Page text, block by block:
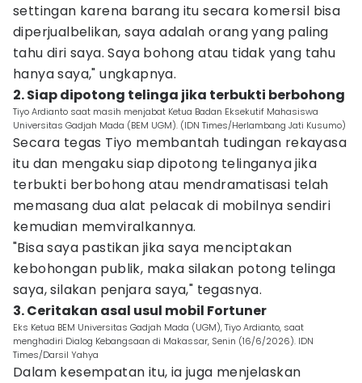
settingan karena barang itu secara komersil bisa
diperjualbelikan, saya adalah orang yang paling
tahu diri saya. Saya bohong atau tidak yang tahu
hanya saya," ungkapnya.
2. Siap dipotong telinga jika terbukti berbohong
Tiyo Ardianto saat masih menjabat Ketua Badan Eksekutif Mahasiswa
Universitas Gadjah Mada (BEM UGM). (IDN Times/Herlambang Jati Kusumo)
Secara tegas Tiyo membantah tudingan rekayasa
itu dan mengaku siap dipotong telinganya jika
terbukti berbohong atau mendramatisasi telah
memasang dua alat pelacak di mobilnya sendiri
kemudian memviralkannya.
"Bisa saya pastikan jika saya menciptakan
kebohongan publik, maka silakan potong telinga
saya, silakan penjara saya," tegasnya.
3. Ceritakan asal usul mobil Fortuner
Eks Ketua BEM Universitas Gadjah Mada (UGM), Tiyo Ardianto, saat
menghadiri Dialog Kebangsaan di Makassar, Senin (16/6/2026). IDN
Times/Darsil Yahya
Dalam kesempatan itu, ia juga menjelaskan